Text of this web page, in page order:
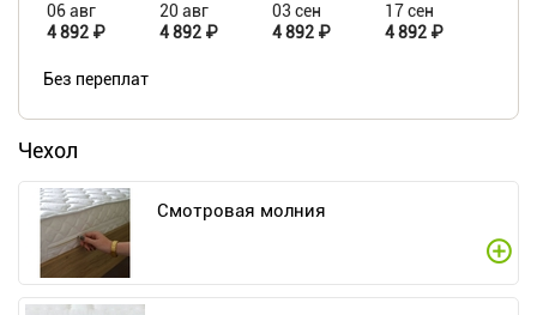
06 авг
4 892 ₽
20 авг
4 892 ₽
03 сен
4 892 ₽
17 сен
4 892 ₽
Без переплат
Чехол
Смотровая молния